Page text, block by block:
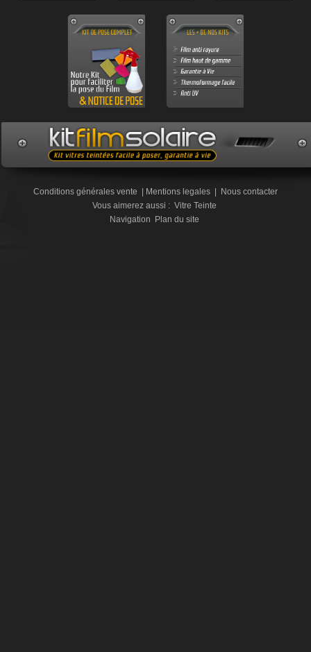
Conditions générales vente | Mentions legales | Nous contacter
Vous aimerez aussi : Vitre Teinte
Navigation Plan du site